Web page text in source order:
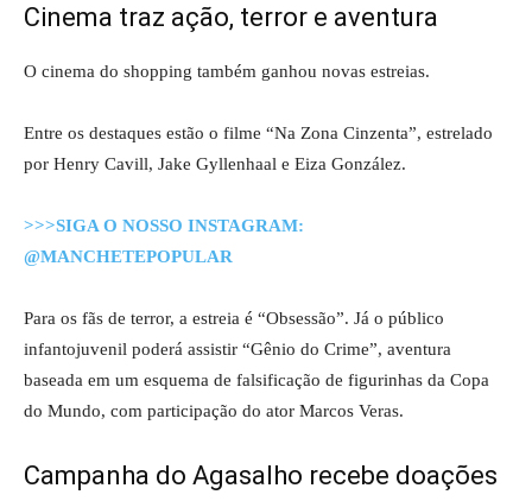
Cinema traz ação, terror e aventura
O cinema do shopping também ganhou novas estreias.
Entre os destaques estão o filme “Na Zona Cinzenta”, estrelado
por Henry Cavill, Jake Gyllenhaal e Eiza González.
>>>SIGA O NOSSO INSTAGRAM:
@MANCHETEPOPULAR
Para os fãs de terror, a estreia é “Obsessão”. Já o público
infantojuvenil poderá assistir “Gênio do Crime”, aventura
baseada em um esquema de falsificação de figurinhas da Copa
do Mundo, com participação do ator Marcos Veras.
Campanha do Agasalho recebe doações